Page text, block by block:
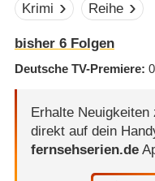
Krimi Reihe
bisher 6Folgen
Deutsche TV-Premiere
Erhalte Neuigkeiten
direkt auf dein
fernsehserien.de